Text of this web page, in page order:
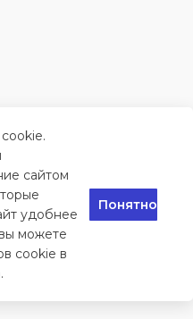
в Москве, 2024
сайтом
удобнее
можете
cookie в
Понятно